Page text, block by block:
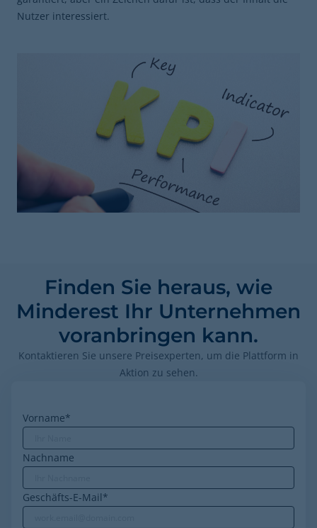
Nutzer interessiert.
Finden Sie heraus, wie
Minderest Ihr Unternehmen
voranbringen kann.
Kontaktieren Sie unsere Preisexperten, um die Plattform in
Aktion zu sehen.
Vorname*
Nachname
Geschäfts-E-Mail*